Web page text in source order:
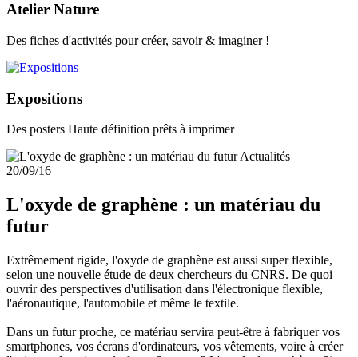
Atelier Nature
Des fiches d'activités pour créer, savoir & imaginer !
Expositions
Des posters Haute définition prêts à imprimer
Actualités
20/09/16
L'oxyde de graphène : un matériau du
futur
Extrêmement rigide, l'oxyde de graphène est aussi super flexible,
selon une nouvelle étude de deux chercheurs du CNRS. De quoi
ouvrir des perspectives d'utilisation dans l'électronique flexible,
l'aéronautique, l'automobile et même le textile.
Dans un futur proche, ce matériau servira peut-être à fabriquer vos
smartphones, vos écrans d'ordinateurs, vos vêtements, voire à créer